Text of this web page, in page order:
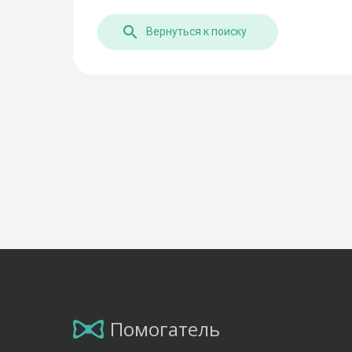
Вернуться к поиску
Помогатель